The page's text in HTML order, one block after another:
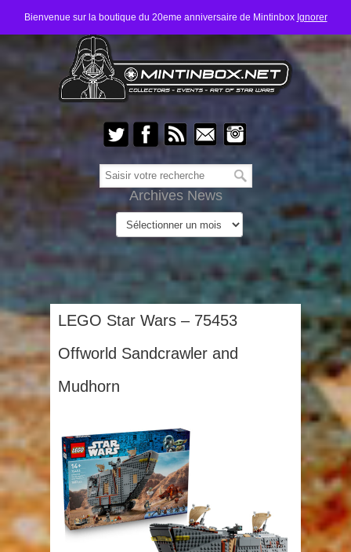
Bienvenue sur la boutique du 20eme anniversaire de Mintinbox Ignorer
Archives News
LEGO Star Wars – 75453
Offworld Sandcrawler and
Mudhorn